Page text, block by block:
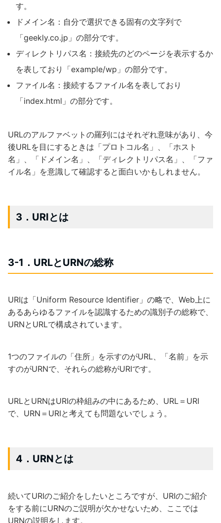
す。
ドメイン名：自分で選択できる固有の文字列で
「geekly.co.jp」の部分です。
ディレクトリパス名：接続先のどのページを表示するか
を表しており「example/wp」の部分です。
ファイル名：接続するファイル名を表しており
「index.html」の部分です。
URLのアルファベットの羅列にはそれぞれ意味があり、今
後URLを目にするときは「プロトコル名」、「ホスト
名」、「ドメイン名」、「ディレクトリパス名」、「ファ
イル名」を意識して確認すると面白いかもしれません。
3．URIとは
3-1．URLとURNの総称
URIは「Uniform Resource Identifier」の略で、Web上に
あるあらゆるファイルを認識するための識別子の総称で、
URNとURLで構成されています。
1つのファイルの「住所」を示すのがURL、「名前」を示
すのがURNで、それらの総称がURIです。
URLとURNはURIの枠組みの中にあるため、URL＝URI
で、URN＝URIと考えても問題ないでしょう。
4．URNとは
続いてURIのご紹介をしたいところですが、URIのご紹介
をする前にURNのご説明が欠かせないため、ここでは
URNの説明をします。